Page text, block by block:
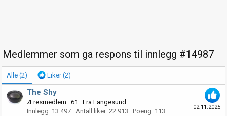
Medlemmer som ga respons til innlegg #14987
Alle (2) Liker(2)
02.11.2025
The Shy
Æresmedlem · 61 · Fra Langesund
Innlegg 13.497 Antall liker 22.913 Poeng 113